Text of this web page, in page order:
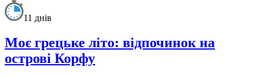
11 днів
Моє грецьке літо: відпочинок на
острові Корфу